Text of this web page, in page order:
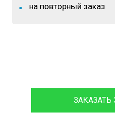
на повторный заказ
ЗАКАЗАТЬ